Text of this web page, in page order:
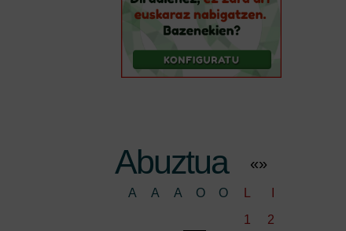
Abuztua «»
A A A O O
1
2